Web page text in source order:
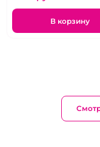
В корзину